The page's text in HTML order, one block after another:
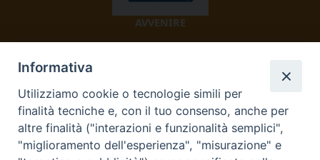
AVVENIRE
Informativa
Utilizziamo cookie o tecnologie simili per
finalità tecniche e, con il tuo consenso, anche per
altre finalità ("interazioni e funzionalità semplici",
"miglioramento dell'esperienza", "misurazione" e